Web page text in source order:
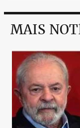
MAIS